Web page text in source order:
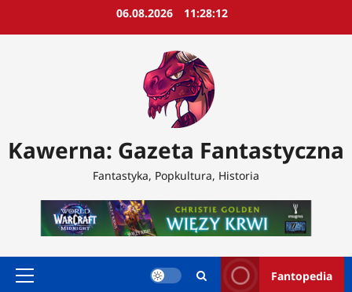
06.08.2026 11:28:14
Kawerna: Gazeta Fantastyczna
Fantastyka, Popkultura, Historia
Menu
Fantopedia